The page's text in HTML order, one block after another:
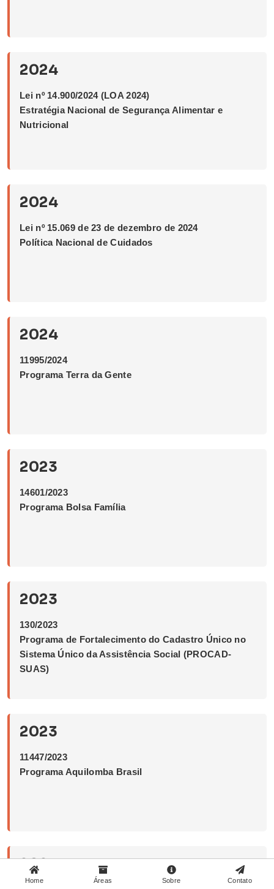
2024
Lei nº 14.900/2024 (LOA 2024)
Estratégia Nacional de Segurança Alimentar e
Nutricional
2024
Lei nº 15.069 de 23 de dezembro de 2024
Política Nacional de Cuidados
2024
11995/2024
Programa Terra da Gente
2023
14601/2023
Programa Bolsa Família
2023
130/2023
Programa de Fortalecimento do Cadastro Único no
Sistema Único da Assistência Social (PROCAD-
SUAS)
2023
11447/2023
Programa Aquilomba Brasil
2023
Home Áreas Sobre Contato